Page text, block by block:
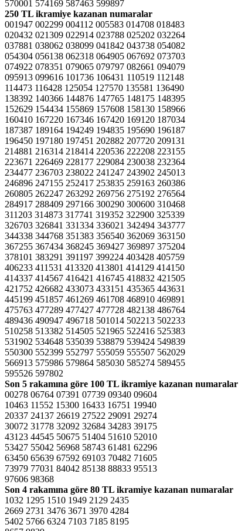
570001 574169 587463 599897
250 TL ikramiye kazanan numaralar
001947 002299 004112 005583 014708 018483
020432 021309 022914 023788 025202 032264
037881 038062 038099 041842 043738 054082
054304 056138 062318 064905 067692 073703
074922 078351 079065 079797 082661 094079
095913 099616 101736 106431 110519 112148
114473 116428 125054 127570 135581 136490
138392 140366 144876 147765 148175 148395
152629 154434 155869 157608 158130 158966
160410 167220 167346 167420 169120 187034
187387 189164 194249 194835 195690 196187
196450 197180 197451 202882 207720 209131
214881 216314 218414 220536 222208 223155
223671 226469 228177 229084 230038 232364
234477 236703 238022 241247 243902 245013
246896 247155 252417 253835 259163 260386
260805 262247 263292 269756 275192 276564
284917 288409 297166 300290 300600 310468
311203 314873 317741 319352 322900 325339
326703 326841 331334 336021 342494 343777
344338 344768 351383 356540 362069 363150
367255 367434 368245 369427 369897 375204
378101 383291 391197 399224 403428 405759
406233 411531 413320 413801 414129 414150
414337 414567 416421 416745 418832 421505
421752 426682 433073 433151 435365 443631
445199 451857 461269 461708 468910 469891
475763 477289 477427 477728 482138 486764
489436 490947 496718 501014 502213 502233
510258 513382 514505 521965 522416 525383
531902 534648 535039 538879 539424 549839
550300 552399 552797 555059 555507 562029
566913 575986 579864 585030 585274 589455
595526 597802
Son 5 rakamına göre 100 TL ikramiye kazanan numaralar
00278 06764 07391 07739 09340 09604
10463 11552 15300 16433 16751 19940
20337 24137 26619 27522 29091 29274
30072 31778 32092 32684 34283 39175
43123 44545 50675 51404 51610 52010
53427 55042 56968 58743 61481 62296
63450 65639 67592 69103 70482 71605
73979 77031 84042 85138 88833 95513
97606 98368
Son 4 rakamına göre 80 TL ikramiye kazanan numaralar
1032 1295 1510 1949 2129 2435
2669 2731 3476 3671 3970 4284
5402 5766 6324 7103 7185 8195